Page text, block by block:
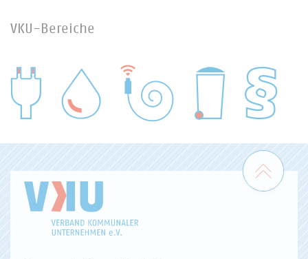
VKU-Bereiche
WASSER/ABWASSER
Zum